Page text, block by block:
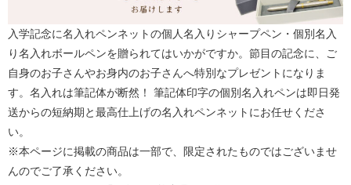
入学記念に名入れペンネット の個人名入りシャープペン・ 個別名入
り名入れボールペンを贈られてはいかがですか。節目の記念に、ご
自身のお子さんやお身内のお子さんへ特別なプレゼントになりま
す。名入れは筆記体が断然！ 筆記体印字の個別名入れペンは即日発
送からの短納期と最高仕上げの名入れペンネットにお任せくださ
い。
※本ページに掲載の商品は一部で、限定されたものではございませ
んのでご了承ください。